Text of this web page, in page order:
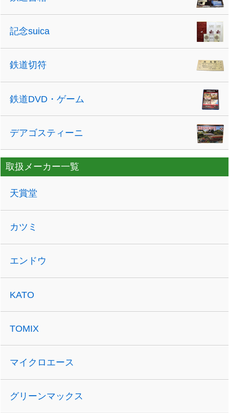
記念suica
鉄道切符
鉄道DVD・ゲーム
デアゴスティーニ
取扱メーカー一覧
天賞堂
カツミ
エンドウ
KATO
TOMIX
マイクロエース
グリーンマックス